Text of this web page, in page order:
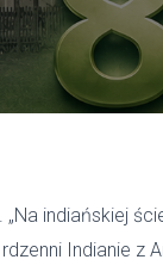
indiańskiej
Indianie z